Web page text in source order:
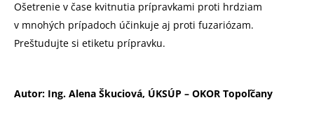
Ošetrenie v čase kvitnutia prípravkami proti hrdziam
v mnohých prípadoch účinkuje aj proti fuzariózam.
Preštudujte si etiketu prípravku.
Autor: Ing. Alena Škuciová, ÚKSÚP – OKOR Topoľčany